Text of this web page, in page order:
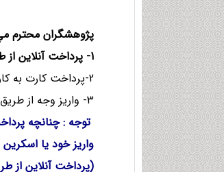
پژوهشگران محترم
1- پرداخت آنلاین از طریق همان گزینه "ثبت خدمات و پرداخت هزینه ها"
2-پرداخت كارت به كارت با نرم افزارهای بانکی یا عابربانکها
3- واریز وجه از طریق مراجعه به بانک
توجه : چنانچه
واریز خود یا
(پرداخت آنلاین از